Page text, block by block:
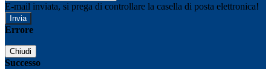
E-mail inviata, si prega di controllare la casella di posta elettronica!
Errore
Chiudi
Successo